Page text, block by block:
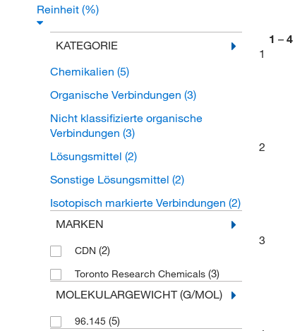
Reinheit (%)
KATEGORIE
Chemikalien (5)
Organische Verbindungen (3)
Nicht klassifizierte organische
Verbindungen (3)
Lösungsmittel (2)
Sonstige Lösungsmittel (2)
Isotopisch markierte Verbindungen (2)
MARKEN
CDN (2)
Toronto Research Chemicals (3)
MOLEKULARGEWICHT (G/MOL)
96.145 (5)
1 – 4
1
2
3